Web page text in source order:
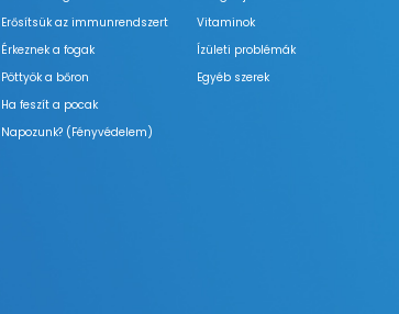
Erősítsük az immunrendszert
Érkeznek a fogak
Pöttyök a bőron
Ha feszít a pocak
Napozunk? (Fényvédelem)
Vitaminok
Ízületi problémák
Egyéb szerek